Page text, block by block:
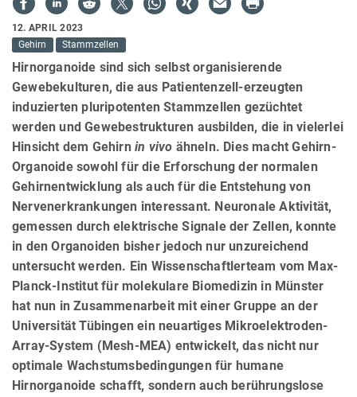
12. APRIL 2023
Gehirn
Stammzellen
Hirnorganoide sind sich selbst organisierende
Gewebekulturen, die aus Patientenzell-erzeugten
induzierten pluripotenten Stammzellen gezüchtet
werden und Gewebestrukturen ausbilden, die in vielerlei
Hinsicht dem Gehirn in vivo ähneln. Dies macht Gehirn-
Organoide sowohl für die Erforschung der normalen
Gehirnentwicklung als auch für die Entstehung von
Nervenerkrankungen interessant. Neuronale Aktivität,
gemessen durch elektrische Signale der Zellen, konnte
in den Organoiden bisher jedoch nur unzureichend
untersucht werden. Ein Wissenschaftlerteam vom Max-
Planck-Institut für molekulare Biomedizin in Münster
hat nun in Zusammenarbeit mit einer Gruppe an der
Universität Tübingen ein neuartiges Mikroelektroden-
Array-System (Mesh-MEA) entwickelt, das nicht nur
optimale Wachstumsbedingungen für humane
Hirnorganoide schafft, sondern auch berührungslose